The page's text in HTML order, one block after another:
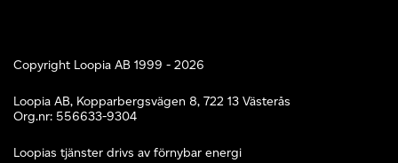
Copyright Loopia AB 1999 - 2026
Loopia AB, Kopparbergsvägen 8, 722 13 Västerås
Org.nr: 556633-9304
Loopias tjänster drivs av förnybar energi